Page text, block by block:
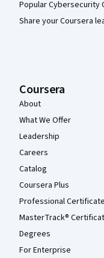
Popular Cybersecurity
Share your Coursera
Coursera
About
What We Offer
Leadership
Careers
Catalog
Coursera Plus
Professional
MasterTrack®
Degrees
For Enterprise